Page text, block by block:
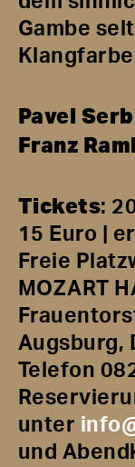
Gambe
Pavel
Franz Raml
Tickets:
15 Euro |
Freie
MOZART
Augsburg,
Telefon
unter
und